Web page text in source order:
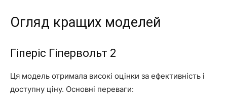
Огляд кращих моделей
Гіперіс Гіпервольт 2
Ця модель отримала високі оцінки за ефективність і
доступну ціну. Основні переваги: